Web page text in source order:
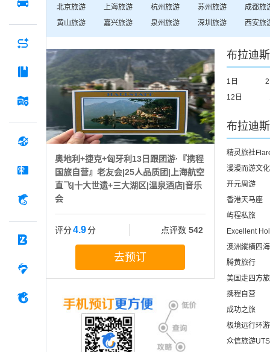
北京旅游 上海旅游 杭州旅游 苏州旅游 成都旅
黄山旅游 嘉兴旅游 泉州旅游 深圳 旅游 西安旅
奥地利+捷克+匈牙利13日跟团游·『携程
国旅自营』老友会|25人品质团|上海航空
直飞|十大世遗+三大湖区|温泉酒店|音乐
会
评分4.9分 点评数 542
去预订
布拉迪
1日
12日
布拉迪
精灵旅社
漫漫而游文
开元周游
香港天马座
屿程私旅
Excellent
澳洲縱橫四海
腾黄旅行
美国走四方
携程自营
成功之旅
极境远行环
众信旅游